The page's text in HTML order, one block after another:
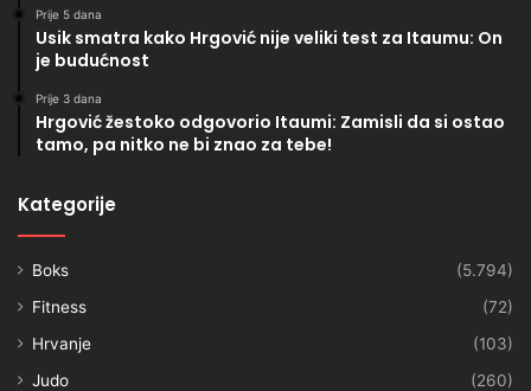
Prije 5 dana
Usik smatra kako Hrgović nije veliki test za Itaumu: On
je budućnost
Prije 3 dana
Hrgović žestoko odgovorio Itaumi: Zamisli da si ostao
tamo, pa nitko ne bi znao za tebe!
Kategorije
Boks
(5.794)
Fitness
(72)
Hrvanje
(103)
Judo
(260)